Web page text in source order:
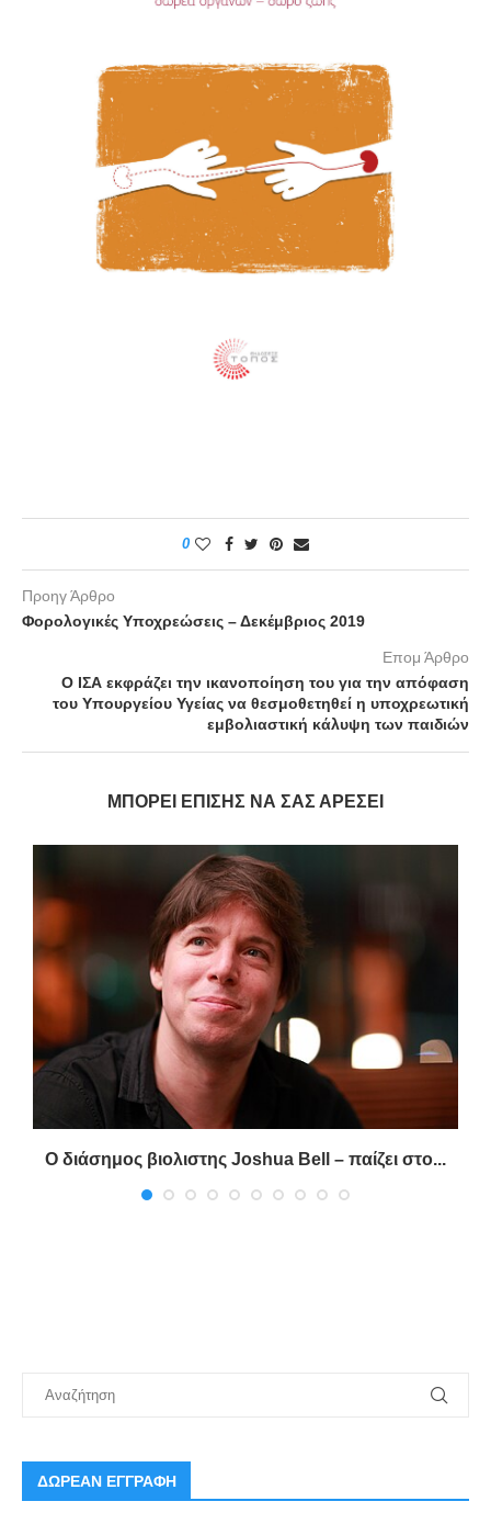
0
Προηγ Άρθρο
Φορολογικές Υποχρεώσεις – Δεκέμβριος 2019
Επομ Άρθρο
Ο ΙΣΑ εκφράζει την ικανοποίηση του για την απόφαση
του Υπουργείου Υγείας να θεσμοθετηθεί η υποχρεωτική
εμβολιαστική κάλυψη των παιδιών
ΜΠΟΡΕΊ ΕΠΊΣΗΣ ΝΑ ΣΑΣ ΑΡΈΣΕΙ
Ο διάσημος βιολιστης Joshua Bell – παίζει στο...
ΔΩΡΕΑΝ ΕΓΓΡΑΦΗ